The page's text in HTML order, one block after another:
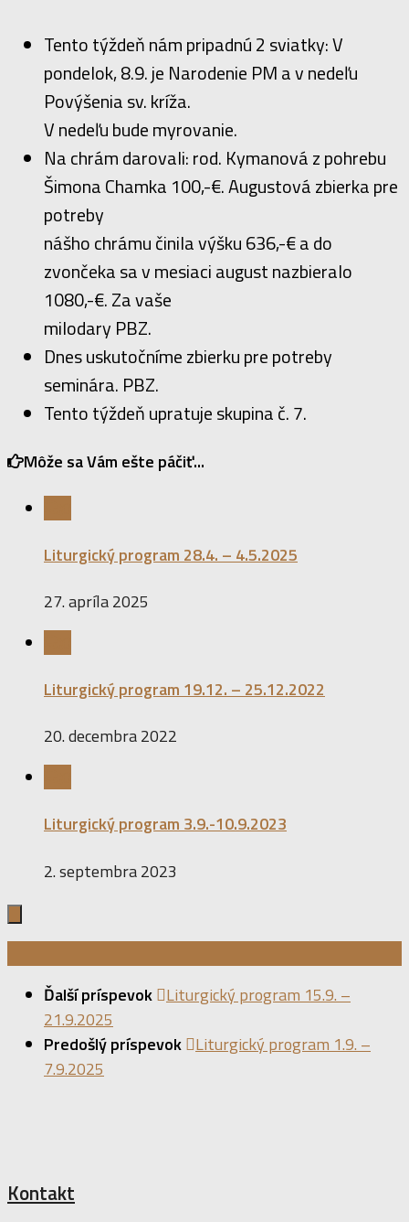
Tento týždeň nám pripadnú 2 sviatky: V
pondelok, 8.9. je Narodenie PM a v nedeľu
Povýšenia sv. kríža.
V nedeľu bude myrovanie.
Na chrám darovali: rod. Kymanová z pohrebu
Šimona Chamka 100,-€. Augustová zbierka pre
potreby
nášho chrámu činila výšku 636,-€ a do
zvončeka sa v mesiaci august nazbieralo
1080,-€. Za vaše
milodary PBZ.
Dnes uskutočníme zbierku pre potreby
seminára. PBZ.
Tento týždeň upratuje skupina č. 7.
Môže sa Vám ešte páčiť...
Liturgický program 28.4. – 4.5.2025
27. apríla 2025
Liturgický program 19.12. – 25.12.2022
20. decembra 2022
Liturgický program 3.9.-10.9.2023
2. septembra 2023
Ďalší príspevok Liturgický program 15.9. –
21.9.2025
Predošlý príspevok Liturgický program 1.9. –
7.9.2025
Kontakt